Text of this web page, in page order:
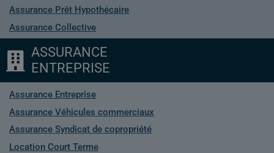
Assurance Prêt Hypothécaire
Assurance Collective
ASSURANCE
ENTREPRISE
Assurance Entreprise
Assurance Véhicules commerciaux
Assurance Syndicat de copropriété
Location Court Terme